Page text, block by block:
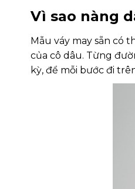
Vì sao nàng
Mẫu váy may sẵn có
của cô dâu. Từng
kỳ, để mỗi bước đi